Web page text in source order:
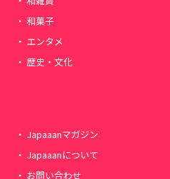
和菓子
エンタメ
歴史・文化
Japaaanマガジン
Japaaanについて
お問い合わせ